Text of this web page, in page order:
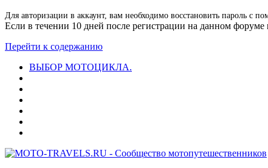
Для авторизации в аккаунт, вам необходимо восстановить пароль с
Если в течении 10 дней после регистрации на данном форуме
Перейти к содержанию
ВЫБОР МОТОЦИКЛА.